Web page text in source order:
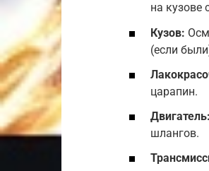
на кузове
Кузов:
(если
царапин.
Двигатель:
шлангов.